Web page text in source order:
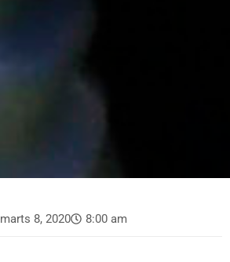
marts 8, 2020 8:00 am